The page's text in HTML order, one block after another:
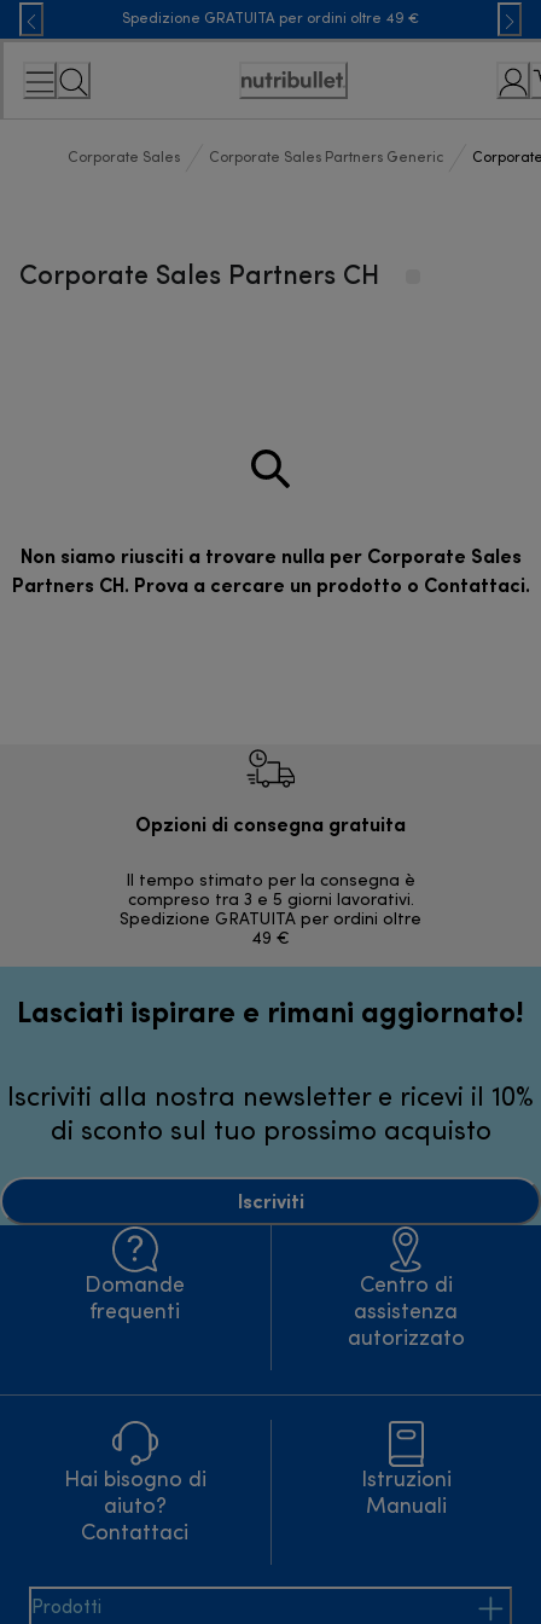
Skip
to
Content
Spedizione GRATUITA per ordini oltre 49 €
Accessibility
Corporate Sales Corporate Sales Partners Generic
Corporate Sales Partners CH
Non siamo riusciti a trovare nulla per Corporate Sales
Partners CH. Prova a cercare un prodotto o Contattaci.
Opzioni di consegna gratuita
Il tempo stimato per la consegna è
compreso tra 3 e 5 giorni lavorativi.
Spedizione GRATUITA per ordini oltre
49 €
Lasciati ispirare e rimani aggiornato!
Iscriviti alla nostra newsletter e ricevi il 10%
di sconto sul tuo prossimo acquisto
Iscriviti
Domande
frequenti
Centro di
assistenza
autorizzato
Hai bisogno di
aiuto?
Contattaci
Istruzioni
Manuali
Prodotti